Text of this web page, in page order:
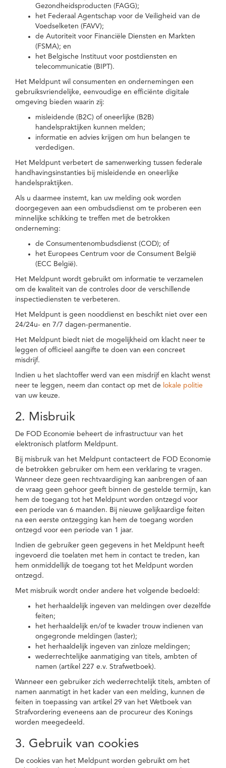
Gezondheidsproducten (FAGG);
het Federaal Agentschap voor de Veiligheid van de
Voedselketen (FAVV);
de Autoriteit voor Financiële Diensten en Markten
(FSMA); en
het Belgische Instituut voor postdiensten en
telecommunicatie (BIPT).
Het Meldpunt wil consumenten en ondernemingen een
gebruiksvriendelijke, eenvoudige en efficiënte digitale
omgeving bieden waarin zij:
misleidende (B2C) of oneerlijke (B2B)
handelspraktijken kunnen melden;
informatie en advies krijgen om hun belangen te
verdedigen.
Het Meldpunt verbetert de samenwerking tussen federale
handhavingsinstanties bij misleidende en oneerlijke
handelspraktijken.
Als u daarmee instemt, kan uw melding ook worden
doorgegeven aan een ombudsdienst om te proberen een
minnelijke schikking te treffen met de betrokken
onderneming:
de Consumentenombudsdienst (COD); of
het Europees Centrum voor de Consument België
(ECC België).
Het Meldpunt wordt gebruikt om informatie te verzamelen
om de kwaliteit van de controles door de verschillende
inspectiediensten te verbeteren.
Het Meldpunt is geen nooddienst en beschikt niet over een
24/24u- en 7/7 dagen-permanentie.
Het Meldpunt biedt niet de mogelijkheid om klacht neer te
leggen of officieel aangifte te doen van een concreet
misdrijf.
Indien u het slachtoffer werd van een misdrijf en klacht wenst
neer te leggen, neem dan contact op met de lokale politie
van uw keuze.
2. Misbruik
De FOD Economie beheert de infrastructuur van het
elektronisch platform Meldpunt.
Bij misbruik van het Meldpunt contacteert de FOD Economie
de betrokken gebruiker om hem een verklaring te vragen.
Wanneer deze geen rechtvaardiging kan aanbrengen of aan
de vraag geen gehoor geeft binnen de gestelde termijn, kan
hem de toegang tot het Meldpunt worden ontzegd voor
een periode van 6 maanden. Bij nieuwe gelijkaardige feiten
na een eerste ontzegging kan hem de toegang worden
ontzegd voor een periode van 1 jaar.
Indien de gebruiker geen gegevens in het Meldpunt heeft
ingevoerd die toelaten met hem in contact te treden, kan
hem onmiddellijk de toegang tot het Meldpunt worden
ontzegd.
Met misbruik wordt onder andere het volgende bedoeld:
het herhaaldelijk ingeven van meldingen over dezelfde
feiten;
het herhaaldelijk en/of te kwader trouw indienen van
ongegronde meldingen (laster);
het herhaaldelijk ingeven van zinloze meldingen;
wederrechtelijke aanmatiging van titels, ambten of
namen (artikel 227 e.v. Strafwetboek).
Wanneer een gebruiker zich wederrechtelijk titels, ambten of
namen aanmatigt in het kader van een melding, kunnen de
feiten in toepassing van artikel 29 van het Wetboek van
Strafvordering eveneens aan de procureur des Konings
worden meegedeeld.
3. Gebruik van cookies
De cookies van het Meldpunt worden gebruikt om het